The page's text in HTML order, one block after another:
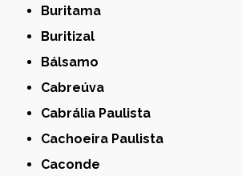
Buritama
Buritizal
Bálsamo
Cabreúva
Cabrália Paulista
Cachoeira Paulista
Caconde